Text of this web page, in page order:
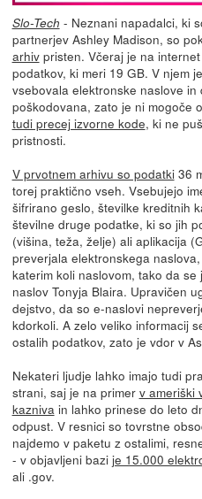
Slo-Tech - Neznani napadalci, ki
partnerjev Ashley Madison, so
arhivpristen. Včeraj je na internet
podatkov, ki meri 19 GB. V njem
vsebovala elektronske naslove in
poškodovana, zato je ni mogoče
tudi precej izvorne kode, ki ne
pristnosti.
V prvotnem arhivu so podatki36
torej praktično vseh. Vsebujejo
šifrirano geslo, številke kreditnih
številne druge podatke, ki so jih
(višina, teža, želje) ali aplikacija
preverjala elektronskega
katerim koli naslovom, tako da
naslov Tonyja Blaira. Upravičen
dejstvo, da so e-naslovi
kdorkoli. A zelo veliko informacij
ostalih podatkov, zato je vdor v
Nekateri ljudje lahko imajo tudi
strani, saj je na primer v ameriški
kazniva in lahko prinese do leto
odpust. V resnici so tovrstne
najdemo v paketu z ostalimi,
- v objavljeni bazi je 15.000
ali .gov.